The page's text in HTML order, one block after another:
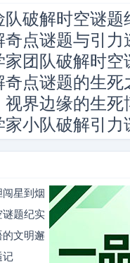
破解时空谜题
点谜题与引力
团队破解时空
点谜题的生死
视界边缘的生死
小队破解引力
星到烟
谜题纪实
的文明邂
记